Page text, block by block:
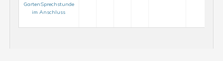
GartenSprechstunde
im Anschluss
Mach-